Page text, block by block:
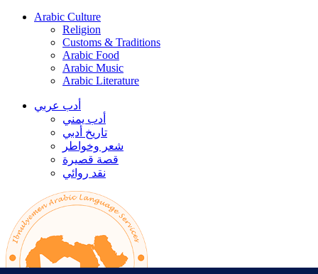
Arabic Culture
Religion
Customs & Traditions
Arabic Food
Arabic Music
Arabic Literature
أدب عربي
أدب يمني
تاريخ أدبي
شعر وخواطر
قصة قصيرة
نقد روائي